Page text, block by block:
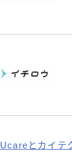
Ucareとカイテ